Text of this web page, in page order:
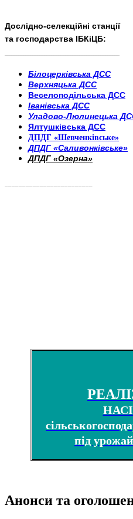
Дослідно-селекційні станції
та господарства ІБКіЦБ:
Білоцерківська ДСС
Верхняцька ДСС
Веселоподільська ДСС
Іванівська ДСС
Уладово-Люлинецька
Ялтушківська ДСС
ДПДГ «Шевченківське»
ДПДГ «Саливонківське»
ДПДГ «Озерна»
під
Анонси та